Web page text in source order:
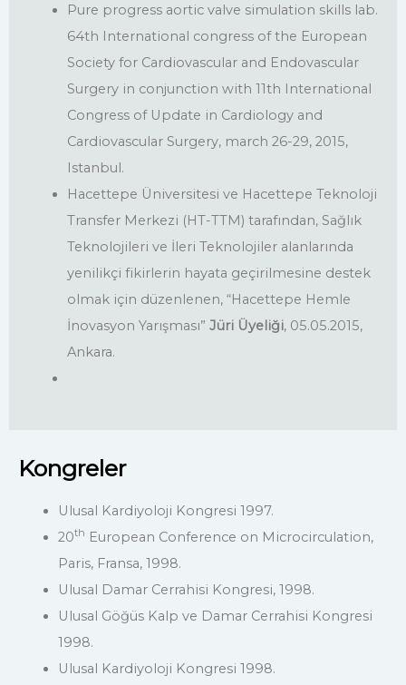
Pure progress aortic valve simulation skills lab.
64th International congress of the European
Society for Cardiovascular and Endovascular
Surgery in conjunction with 11th International
Congress of Update in Cardiology and
Cardiovascular Surgery, march 26-29, 2015,
Istanbul.
Hacettepe Üniversitesi ve Hacettepe Teknoloji
Transfer Merkezi (HT-TTM) tarafından, Sağlık
Teknolojileri ve İleri Teknolojiler alanlarında
yenilikçi fikirlerin hayata geçirilmesine destek
olmak için düzenlenen, “Hacettepe Hemle
İnovasyon Yarışması” Jüri Üyeliği, 05.05.2015,
Ankara.
Kongreler
Ulusal Kardiyoloji Kongresi 1997.
20th European Conference on Microcirculation,
Paris, Fransa, 1998.
Ulusal Damar Cerrahisi Kongresi, 1998.
Ulusal Göğüs Kalp ve Damar Cerrahisi Kongresi
1998.
Ulusal Kardiyoloji Kongresi 1998.